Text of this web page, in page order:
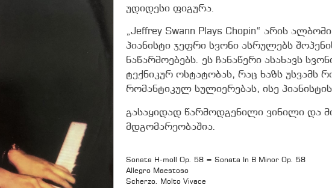
უდიდესი ფიგურა.
„Jeffrey Swann Plays Chopin“ არის
პიანისტი ჯეფრი სვონი ასრულებს
ნაწარმოებებს. ეს ჩანაწერი ასახავს
ტექნიკურ ოსტატობას, რაც ხაზს უსვამს
რომანტიკულ სულიერებას, ისე
გასაყიდად წარმოდგენილი ვინილი და
მდგომარეობაშია.
Sonata H-moll Op. 58 = Sonata In B Minor Op. 58
Allegro Maestoso
Scherzo. Molto Vivace